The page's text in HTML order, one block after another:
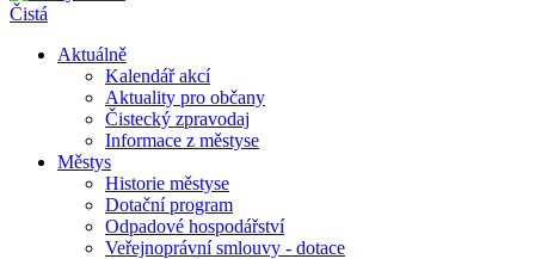
Čistá
Aktuálně
Kalendář akcí
Aktuality pro občany
Čistecký zpravodaj
Informace z městyse
Městys
Historie městyse
Dotační program
Odpadové hospodářství
Veřejnoprávní smlouvy - dotace